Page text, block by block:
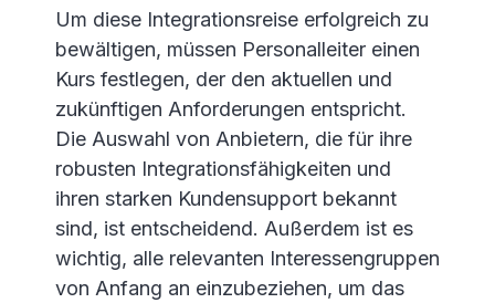
Um diese Integrationsreise erfolgreich zu
bewältigen, müssen Personalleiter einen
Kurs festlegen, der den aktuellen und
zukünftigen Anforderungen entspricht.
Die Auswahl von Anbietern, die für ihre
robusten Integrationsfähigkeiten und
ihren starken Kundensupport bekannt
sind, ist entscheidend. Außerdem ist es
wichtig, alle relevanten Interessengruppen
von Anfang an einzubeziehen, um das